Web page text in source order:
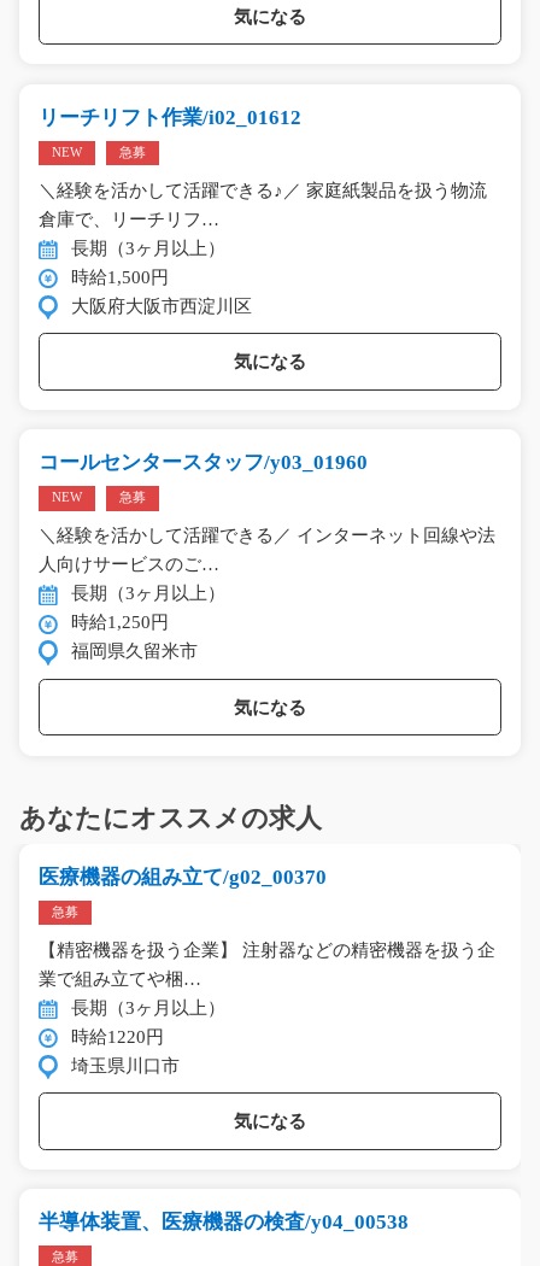
気になる
リーチリフト作業/i02_01612
NEW 急募
＼経験を活かして活躍できる♪／ 家庭紙製品を扱う物流
倉庫で、リーチリフ…
長期（3ヶ月以上）
時給1,500円
大阪府大阪市西淀川区
気になる
コールセンタースタッフ/y03_01960
NEW 急募
＼経験を活かして活躍できる／ インターネット回線や法
人向けサービスのご…
長期（3ヶ月以上）
時給1,250円
福岡県久留米市
気になる
あなたにオススメの求人
医療機器の組み立て/g02_00370
急募
【精密機器を扱う企業】 注射器などの精密機器を扱う企
業で組み立てや梱…
長期（3ヶ月以上）
時給1220円
埼玉県川口市
気になる
半導体装置、医療機器の検査/y04_00538
急募